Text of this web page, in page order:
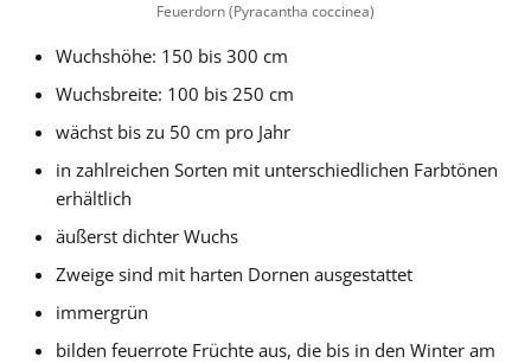
Feuerdorn (Pyracantha coccinea)
Wuchshöhe: 150 bis 300 cm
Wuchsbreite: 100 bis 250 cm
wächst bis zu 50 cm pro Jahr
in zahlreichen Sorten mit unterschiedlichen Farbtönen
erhältlich
äußerst dichter Wuchs
Zweige sind mit harten Dornen ausgestattet
immergrün
bilden feuerrote Früchte aus, die bis in den Winter am